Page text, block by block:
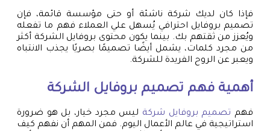
فإذا كان لديك شركة ناشئة أو حتى مؤسسة قائمة، فإن
تصميم بروفايل احترافي يُسهل علي العملاء فهم ما تفعله
ويُعزز من ثقتهم بك. بينما يكون محتوى بروفايل الشركة أكثر
من مجرد كلمات، يشمل أيضًا تصميمًا بصريًا يجذب الانتباه
ويعبر عن الروح الفريدة للشركة.
أهمية فهم تصميم بروفايل الشركة
فهم تصميم بروفايل شركة ليس مجرد خيار، بل هو ضرورة
استراتيجية في عالم الأعمال اليوم. فمن المهم أن نفهم كيف